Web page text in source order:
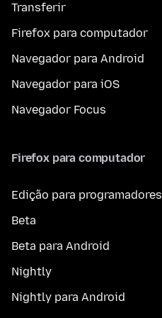
Transferir
Firefox para computador
Navegador para Android
Navegador para iOS
Navegador Focus
Firefox para computador
Edição para programadores
Beta
Beta para Android
Nightly
Nightly para Android